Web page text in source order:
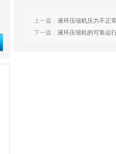
上一篇： 液环压缩机压力不正
下一篇： 液环压缩机的可靠运